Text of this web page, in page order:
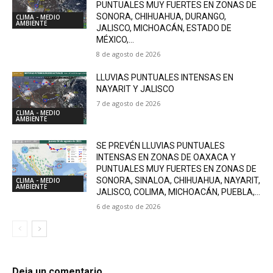
CLIMA - MEDIO
AMBIENTE
PUNTUALES MUY FUERTES EN ZONAS DE
SONORA, CHIHUAHUA, DURANGO,
JALISCO, MICHOACÁN, ESTADO DE
MÉXICO,...
8 de agosto de 2026
CLIMA - MEDIO
AMBIENTE
LLUVIAS PUNTUALES INTENSAS EN
NAYARIT Y JALISCO
7 de agosto de 2026
CLIMA - MEDIO
AMBIENTE
SE PREVÉN LLUVIAS PUNTUALES
INTENSAS EN ZONAS DE OAXACA Y
PUNTUALES MUY FUERTES EN ZONAS DE
SONORA, SINALOA, CHIHUAHUA, NAYARIT,
JALISCO, COLIMA, MICHOACÁN, PUEBLA,...
6 de agosto de 2026